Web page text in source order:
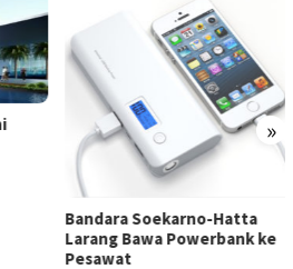
»
Bandara Soekarno-Hatta
Larang Bawa Powerbank ke
Pesawat